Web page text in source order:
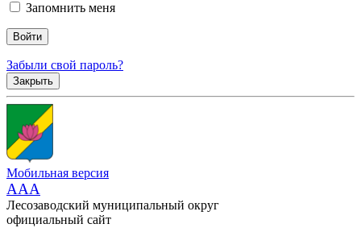
Запомнить меня
Забыли свой пароль?
Закрыть
Мобильная версия
AAA
Лесозаводский муниципальный округ
официальный сайт